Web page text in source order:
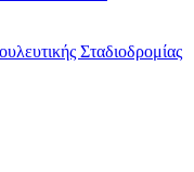
Σταδιοδρομίας